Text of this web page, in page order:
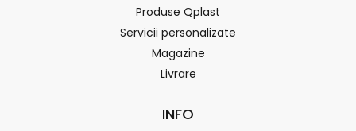
Produse Qplast
Servicii personalizate
Magazine
Livrare
INFO